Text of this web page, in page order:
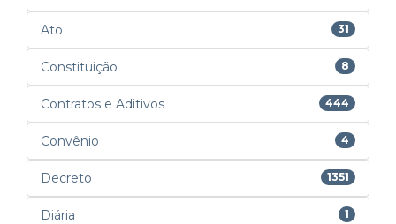
Ato 31
Constituição 8
Contratos e Aditivos 444
Convênio 4
Decreto 1351
Diária 1